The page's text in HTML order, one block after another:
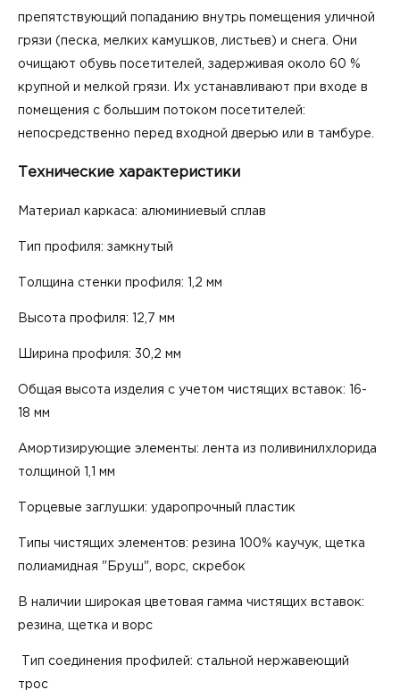
препятствующий попаданию внутрь помещения уличной
грязи (песка, мелких камушков, листьев) и снега. Они
очищают обувь посетителей, задерживая около 60 %
крупной и мелкой грязи. Их устанавливают при входе в
помещения с большим потоком посетителей:
непосредственно перед входной дверью или в тамбуре.
Технические характеристики
Материал каркаса: алюминиевый сплав
Тип профиля: замкнутый
Толщина стенки профиля: 1,2 мм
Высота профиля: 12,7 мм
Ширина профиля: 30,2 мм
Общая высота изделия с учетом чистящих вставок: 16-
18 мм
Амортизирующие элементы: лента из поливинилхлорида
толщиной 1,1 мм
Торцевые заглушки: ударопрочный пластик
Типы чистящих элементов: резина 100% каучук, щетка
полиамидная "Бруш", ворс, скребок
В наличии широкая цветовая гамма чистящих вставок:
резина, щетка и ворс
Тип соединения профилей: стальной нержавеющий
трос